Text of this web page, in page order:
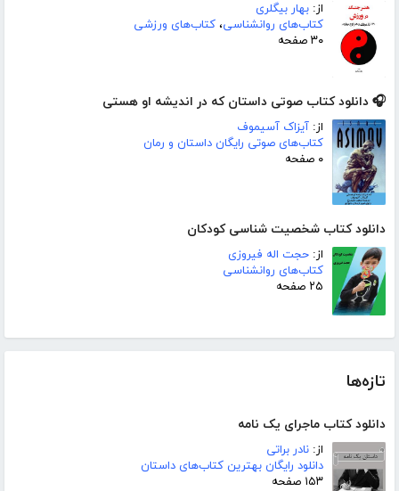
از: بهار بیگلری
کتاب‌های روانشناسی، کتاب‌های ورزشی
۳۰ صفحه
🎧 دانلود کتاب صوتی داستان که در اندیشه او هستی
از: آیزاک آسیموف
کتاب‌های صوتی رایگان داستان و رمان
۰ صفحه
دانلود کتاب شخصیت شناسی کودکان
از: حجت اله فیروزی
کتاب‌های روانشناسی
۲۵ صفحه
تازه‌ها
دانلود کتاب ماجرای یک نامه
از: نادر براتی
دانلود رایگان بهترین کتاب‌های داستان
۱۵۳ صفحه